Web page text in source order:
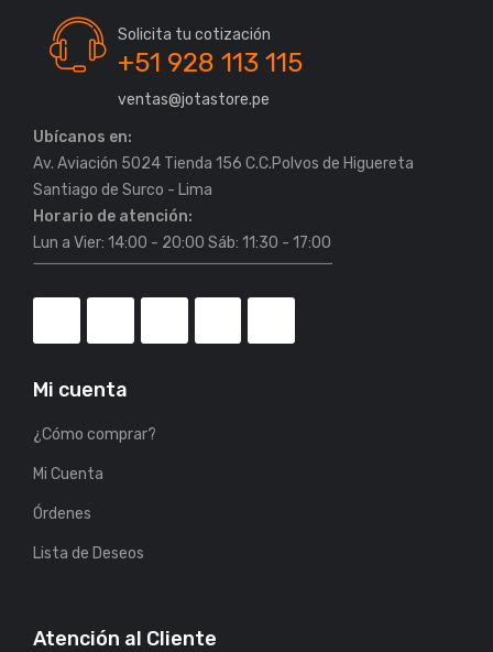
Solicita tu cotización
+51 928 113 115
ventas@jotastore.pe
Ubícanos en:
Av. Aviación 5024 Tienda 156 C.C.Polvos de Higuereta
Horario de atención:
Lun a Vier: 14:00 - 20:00 Sáb: 11:30 - 17:00
Mi cuenta
¿Cómo comprar?
Mi Cuenta
Órdenes
Lista de Deseos
Atención al Cliente